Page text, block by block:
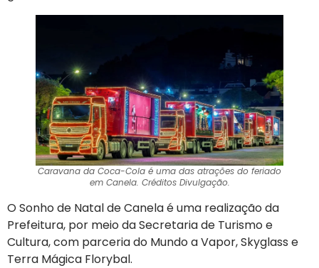
Caravana da Coca-Cola é uma das atrações do feriado
em Canela. Créditos Divulgação.
O Sonho de Natal de Canela é uma realização da
Prefeitura, por meio da Secretaria de Turismo e
Cultura, com parceria do Mundo a Vapor, Skyglass e
Terra Mágica Florybal.